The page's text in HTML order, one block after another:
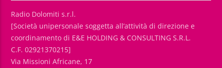
Radio Dolomiti s.r.l.
[Società unipersonale soggetta all’attività di direzione e
coordinamento di E&E HOLDING & CONSULTING S.R.L.
C.F. 02921370215]
Via Missioni Africane, 17